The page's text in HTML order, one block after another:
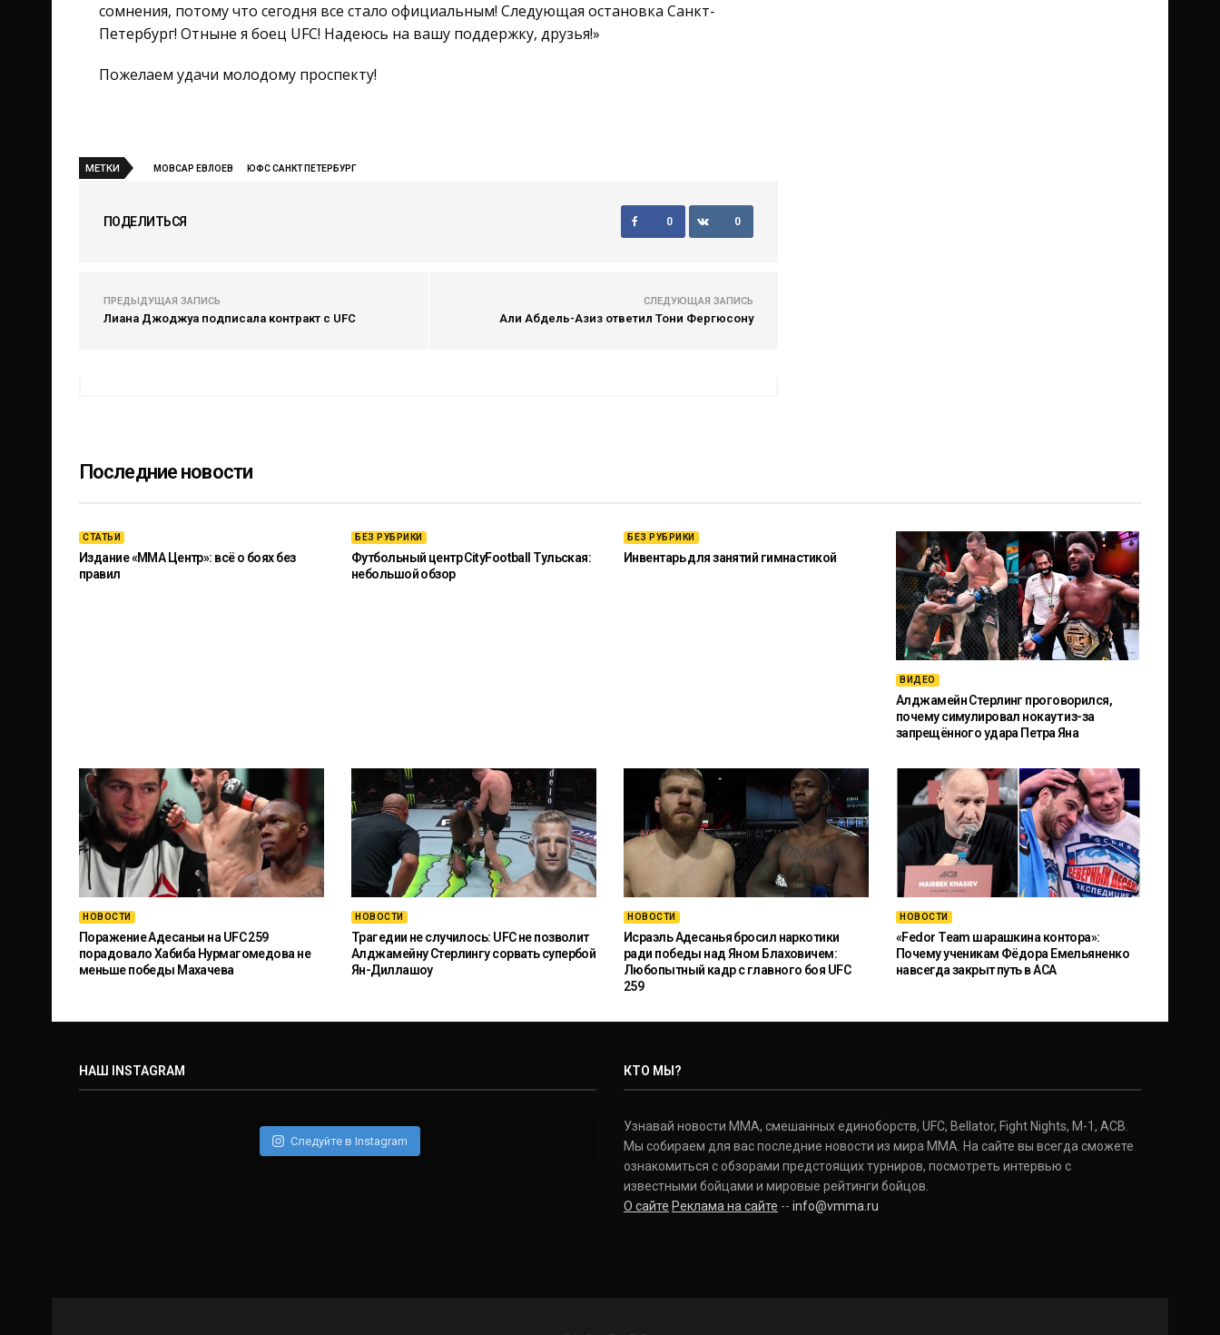
сомнения, потому что сегодня все стало официальным! Следующая остановка Санкт-
Петербург! Отныне я боец ​​UFC! Надеюсь на вашу поддержку, друзья!»
Пожелаем удачи молодому проспекту!
МЕТКИ МОВСАР ЕВЛОЕВ ЮФС САНКТ ПЕТЕРБУРГ
ПОДЕЛИТЬСЯ 0 0
ПРЕДЫДУЩАЯ ЗАПИСЬ
Лиана Джоджуа подписала контракт с UFC
СЛЕДУЮЩАЯ ЗАПИСЬ
Али Абдель-Азиз ответил Тони Фергюсону
Последние новости
СТАТЬИ
Издание «ММА Центр»: всё о боях без
правил
БЕЗ РУБРИКИ
Футбольный центр CityFootball Тульская:
небольшой обзор
БЕЗ РУБРИКИ
Инвентарь для занятий гимнастикой
ВИДЕО
Алджамейн Стерлинг проговорился,
почему симулировал нокаут из-за
запрещённого удара Петра Яна
НОВОСТИ
Поражение Адесаньи на UFC 259
порадовало Хабиба Нурмагомедова не
меньше победы Махачева
НОВОСТИ
Трагедии не случилось: UFC не позволит
Алджамейну Стерлингу сорвать супербой
Ян-Диллашоу
НОВОСТИ
Исраэль Адесанья бросил наркотики
ради победы над Яном Блаховичем:
Любопытный кадр с главного боя UFC
259
НОВОСТИ
«Fedor Team шарашкина контора»:
Почему ученикам Фёдора Емельяненко
навсегда закрыт путь в ACA
НАШ INSTAGRAM
Следуйте в Instagram
КТО МЫ?
Узнавай новости ММА, смешанных единоборств, UFC, Bellator, Fight Nights, M-1, ACB.
Мы собираем для вас последние новости из мира ММА. На сайте вы всегда сможете
ознакомиться с обзорами предстоящих турниров, посмотреть интервью с
известными бойцами и мировые рейтинги бойцов.
О сайте Реклама на сайте -- info@vmma.ru